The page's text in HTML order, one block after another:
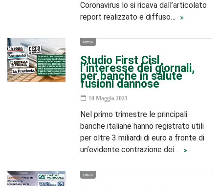
Coronavirus lo si ricava dall’articolato
report realizzato e diffuso…
MEDIA
Studio First Cisl,
l’interesse dei giornali,
per banche in salute
fusioni dannose
10 Maggio 2021
Nel primo trimestre le principali
banche italiane hanno registrato utili
per oltre 3 miliardi di euro a fronte di
un’evidente contrazione dei…
MEDIA